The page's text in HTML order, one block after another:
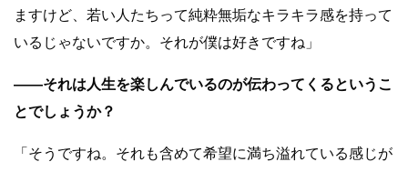
ますけど、若い人たちって純粋無垢なキラキラ感を持って
いるじゃないですか。それが僕は好きですね」
――それは人生を楽しんでいるのが伝わってくるというこ
とでしょうか？
「そうですね。それも含めて希望に満ち溢れている感じが